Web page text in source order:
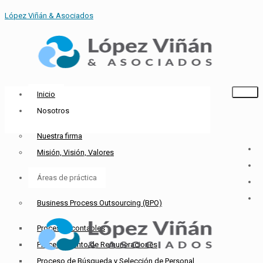
López Viñán & Asociados
Inicio
Nosotros
Nuestra firma
Misión, Visión, Valores
Áreas de práctica
Business Process Outsourcing (BPO)
Procesos contables
Procesamiento de Remuneraciones
Proceso de Búsqueda y Selección de Personal